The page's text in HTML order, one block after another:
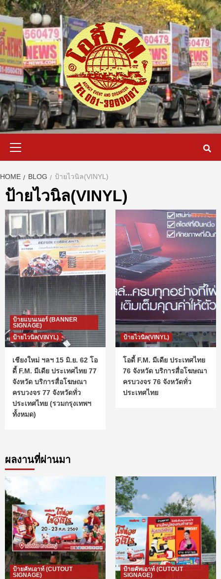
Skip
to
content
HOME BLOG ป้ายไวนิล(VINYL)
ป้ายไวนิล(VINYL)
ป้ายแบนเนอร์ (BANNER
SIGNAGE)
ป้ายไวนิล(VINYL)
เชียงใหม่ ฯลฯ 15 มิ.ย. 62 โอ
ดี้ F.M. มีเดีย ประเทศไทย 77
จังหวัด บริการสื่อโฆษณา
ครบวงจร 77 จังหวัดทั่ว
ประเทศไทย (รวมกรุงเทพฯ
ทั้งหมด)
ป้ายไวนิล(VINYL)
โอดี้ F.M. มีเดีย ประเทศไทย
76 จังหวัด บริการสื่อโฆษณา
ครบวงจร 76 จังหวัดทั่ว
ประเทศไทย
ผลงานที่ผ่านมา
ป้ายคัทเอาท์ (CUTOUT
SIGNAGE)
ป้ายคัทเอาท์ (CUTOUT
SIGNAGE)